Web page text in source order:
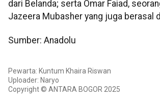
dari Belanda; serta Omar Faiad,
Jazeera Mubasher yang juga berasal
Sumber: Anadolu
Pewarta: Kuntum Khaira Riswan
Uploader: Naryo
Copyright © ANTARA BOGOR 2025